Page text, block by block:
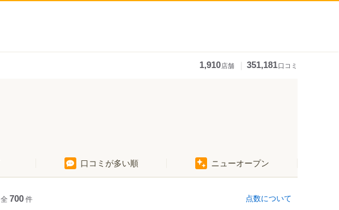
1,910店舗 351,181口コミ
口コミが多い順 ニューオープン
全 700件 点数について